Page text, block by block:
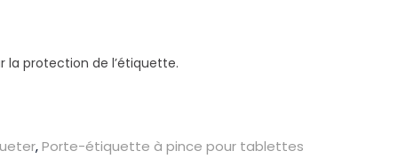
la protection de l’étiquette.
,Porte-étiquette à pince pour tablettes